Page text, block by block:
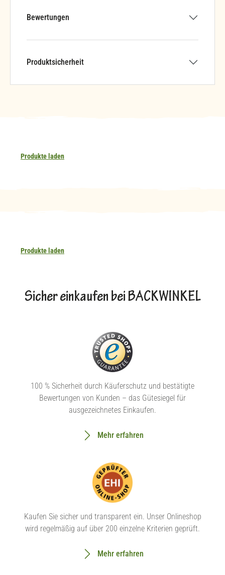
Bewertungen
Produktsicherheit
Produkte laden
Produkte laden
Sicher einkaufen bei BACKWINKEL
100 % Sicherheit durch Käuferschutz und bestätigte
Bewertungen von Kunden – das Gütesiegel für
ausgezeichnetes Einkaufen.
Mehr erfahren
Kaufen Sie sicher und transparent ein. Unser Onlineshop
wird regelmäßig auf über 200 einzelne Kriterien geprüft.
Mehr erfahren